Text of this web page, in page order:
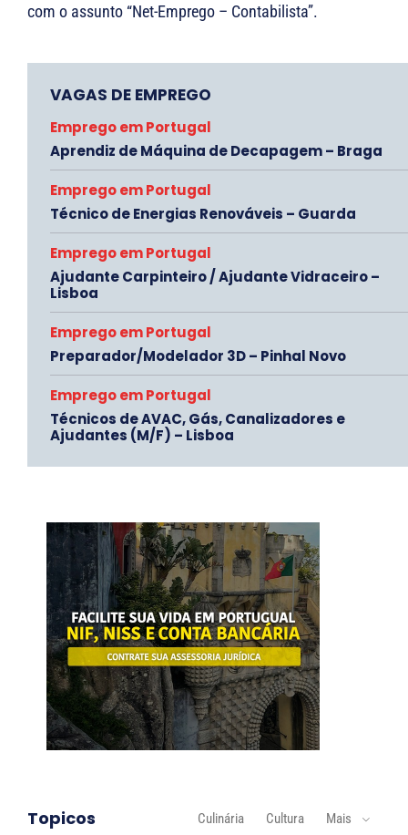
com o assunto “Net-Emprego – Contabilista”.
VAGAS DE EMPREGO
Emprego em Portugal
Aprendiz de Máquina de Decapagem – Braga
Emprego em Portugal
Técnico de Energias Renováveis – Guarda
Emprego em Portugal
Ajudante Carpinteiro / Ajudante Vidraceiro –
Lisboa
Emprego em Portugal
Preparador/Modelador 3D – Pinhal Novo
Emprego em Portugal
Técnicos de AVAC, Gás, Canalizadores e
Ajudantes (M/F) – Lisboa
Topicos Culinária Cultura Mais